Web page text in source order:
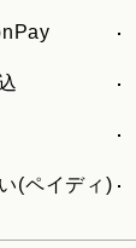
(ペイディ)